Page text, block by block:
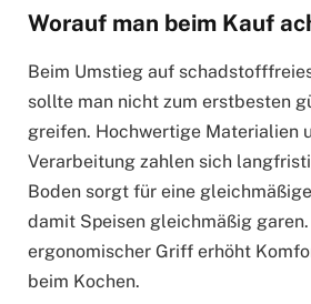
Worauf man beim Kauf
Beim Umstieg auf
sollte man nicht zum erstbesten
greifen. Hochwertige Materialien
Verarbeitung zahlen sich
Boden sorgt für eine
damit Speisen gleichmäßig
ergonomischer Griff erhöht
beim Kochen.